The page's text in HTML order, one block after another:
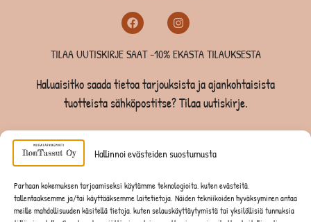
Hallinnoi evästeiden suostumusta
Parhaan kokemuksen tarjoamiseksi käytämme teknologioita, kuten evästeitä,
tallentaaksemme ja/tai käyttääksemme laitetietoja. Näiden tekniikoiden hyväksyminen antaa
meille mahdollisuuden käsitellä tietoja, kuten selauskäyttäytymistä tai yksilöllisiä tunnuksia
TILAA UUTISKIRJE SAAT -10% EKASTA TILAUKSESTA
Haluaisitko saada tietoa tarjouksista ja ajankohtaisista
tuotteista sähköpostitse? Tilaa uutiskirje.
TILAA UUTISKIRJE -SAAT -10% EKASTA TILAUKSESTA
KISSOILLE